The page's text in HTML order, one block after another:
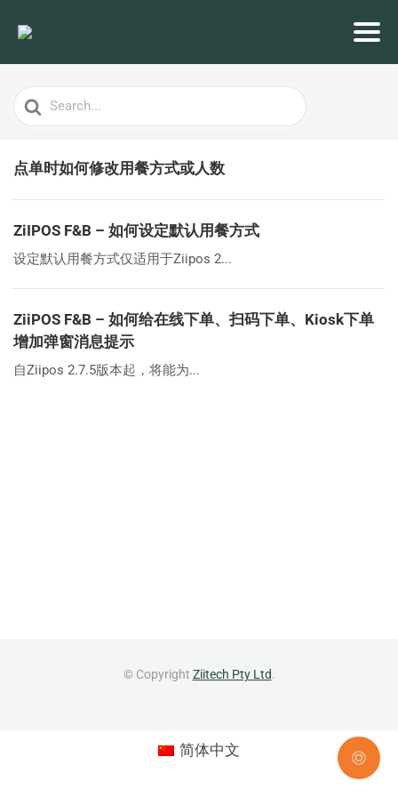
Search
For
点单时如何修改用餐方式或人数
ZiIPOS F&B – 如何设定默认用餐方式
设定默认用餐方式仅适用于Ziipos 2...
ZiiPOS F&B – 如何给在线下单、扫码下单、Kiosk下单
增加弹窗消息提示
自Ziipos 2.7.5版本起，将能为...
© Copyright Ziitech Pty Ltd.
简体中文